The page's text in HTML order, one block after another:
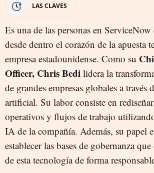
LAS CLAVES
Es una de las personas en
desde dentro el corazón de la apuesta
empresa estadounidense. Como su
Officer, Chris Bedi lidera la
de grandes empresas globales a través
artificial. Su labor consiste en
operativos y flujos de trabajo
IA de la compañía. Además, su papel
establecer las bases de gobernanza
de esta tecnología de forma